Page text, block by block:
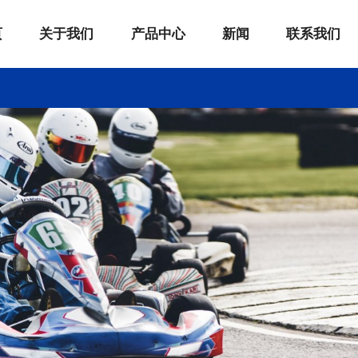
关于我们 产品中心 新闻 联系我们